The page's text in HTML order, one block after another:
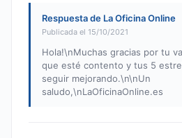
Respuesta de La Oficina Online
Publicada el 15/10/2021
Hola!\nMuchas gracias por tu
que esté contento y tus 5
seguir mejorando.\n\nUn
saludo,\nLaOficinaOnline.es